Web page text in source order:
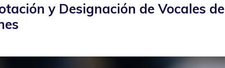
y Designación de Vocales de